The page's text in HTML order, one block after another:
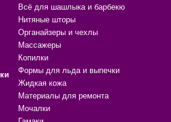
Всё для шашлыка и барбекю
Нитяные шторы
Органайзеры и чехлы
Массажеры
Копилки
Формы для льда и выпечки
Жидкая кожа
Материалы для ремонта
Мочалки